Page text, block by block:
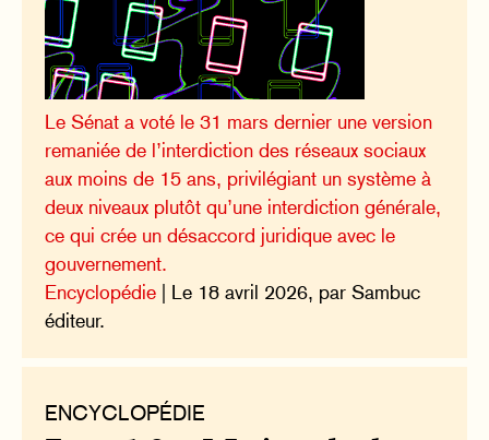
Le Sénat a voté le 31 mars dernier une version
remaniée de l’interdiction des réseaux sociaux
aux moins de 15 ans, privilégiant un système à
deux niveaux plutôt qu’une interdiction générale,
ce qui crée un désaccord juridique avec le
gouvernement.
Encyclopédie | Le 18 avril 2026, par Sambuc
éditeur.
ENCYCLOPÉDIE